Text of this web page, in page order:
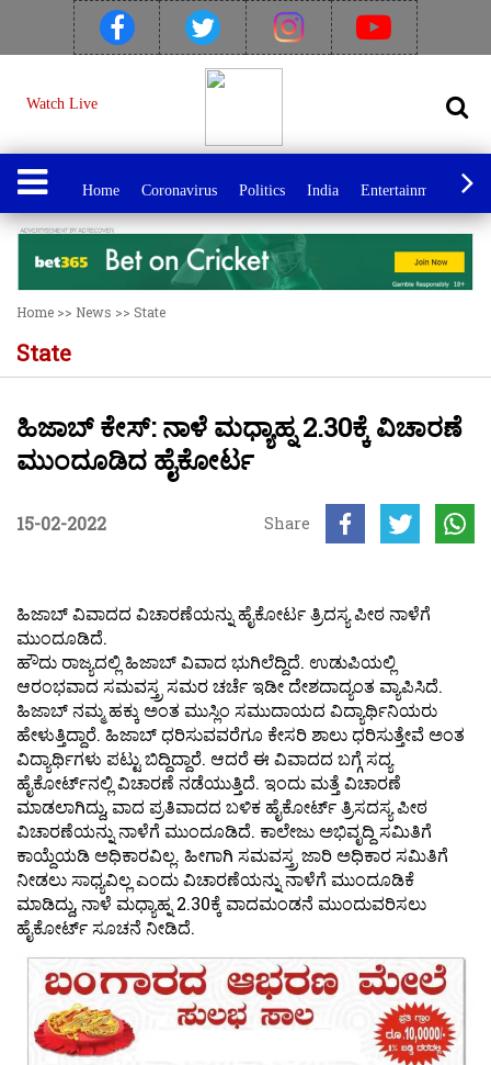
Watch Live
Home Coronavirus Politics India Entertainment
Home >> News >> State
State
ಹಿಜಾಬ್ ಕೇಸ್: ನಾಳೆ ಮಧ್ಯಾಹ್ನ 2.30ಕ್ಕೆ ವಿಚಾರಣೆ
ಮುಂದೂಡಿದ ಹೈಕೋರ್ಟ
15-02-2022 Share
ಹಿಜಾಬ್ ವಿವಾದದ ವಿಚಾರಣೆಯನ್ನು ಹೈಕೋರ್ಟ ತ್ರಿದಸ್ಯ ಪೀಠ ನಾಳೆಗೆ
ಮುಂದೂಡಿದೆ.
ಹೌದು ರಾಜ್ಯದಲ್ಲಿ ಹಿಜಾಬ್ ವಿವಾದ ಭುಗಿಲೆದ್ದಿದೆ. ಉಡುಪಿಯಲ್ಲಿ
ಆರಂಭವಾದ ಸಮವಸ್ತ್ರ ಸಮರ ಚರ್ಚೆ ಇಡೀ ದೇಶದಾದ್ಯಂತ ವ್ಯಾಪಿಸಿದೆ.
ಹಿಜಾಬ್ ನಮ್ಮ ಹಕ್ಕು ಅಂತ ಮುಸ್ಲಿಂ ಸಮುದಾಯದ ವಿದ್ಯಾರ್ಥಿನಿಯರು
ಹೇಳುತ್ತಿದ್ದಾರೆ. ಹಿಜಾಬ್ ಧರಿಸುವವರೆಗೂ ಕೇಸರಿ ಶಾಲು ಧರಿಸುತ್ತೇವೆ ಅಂತ
ವಿದ್ಯಾರ್ಥಿಗಳು ಪಟ್ಟು ಬಿದ್ದಿದ್ದಾರೆ. ಆದರೆ ಈ ವಿವಾದದ ಬಗ್ಗೆ ಸದ್ಯ
ಹೈಕೋರ್ಟ್‍ನಲ್ಲಿ ವಿಚಾರಣೆ ನಡೆಯುತ್ತಿದೆ. ಇಂದು ಮತ್ತೆ ವಿಚಾರಣೆ
ಮಾಡಲಾಗಿದ್ದು, ವಾದ ಪ್ರತಿವಾದದ ಬಳಿಕ ಹೈಕೋರ್ಟ್ ತ್ರಿಸದಸ್ಯ ಪೀಠ
ವಿಚಾರಣೆಯನ್ನು ನಾಳೆಗೆ ಮುಂದೂಡಿದೆ. ಕಾಲೇಜು ಅಭಿವೃದ್ದಿ ಸಮಿತಿಗೆ
ಕಾಯ್ದೆಯಡಿ ಅಧಿಕಾರವಿಲ್ಲ. ಹೀಗಾಗಿ ಸಮವಸ್ತ್ರ ಜಾರಿ ಅಧಿಕಾರ ಸಮಿತಿಗೆ
ನೀಡಲು ಸಾಧ್ಯವಿಲ್ಲ ಎಂದು ವಿಚಾರಣೆಯನ್ನು ನಾಳೆಗೆ ಮುಂದೂಡಿಕೆ
ಮಾಡಿದ್ದು, ನಾಳೆ ಮಧ್ಯಾಹ್ನ 2.30ಕ್ಕೆ ವಾದಮಂಡನೆ ಮುಂದುವರಿಸಲು
ಹೈಕೋರ್ಟ್ ಸೂಚನೆ ನೀಡಿದೆ.